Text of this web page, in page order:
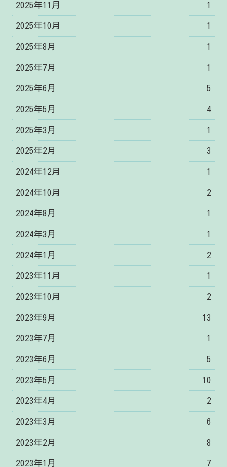
2025年11月 1
2025年10月 1
2025年8月 1
2025年7月 1
2025年6月 5
2025年5月 4
2025年3月 1
2025年2月 3
2024年12月 1
2024年10月 2
2024年8月 1
2024年3月 1
2024年1月 2
2023年11月 1
2023年10月 2
2023年9月 13
2023年7月 1
2023年6月 5
2023年5月 10
2023年4月 2
2023年3月 6
2023年2月 8
2023年1月 7